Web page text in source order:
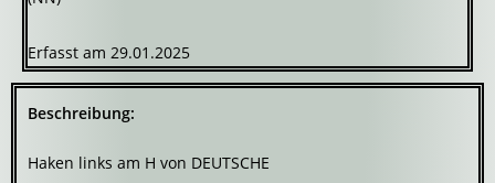
Erfasst am 29.01.2025
Beschreibung:
Haken links am H von DEUTSCHE